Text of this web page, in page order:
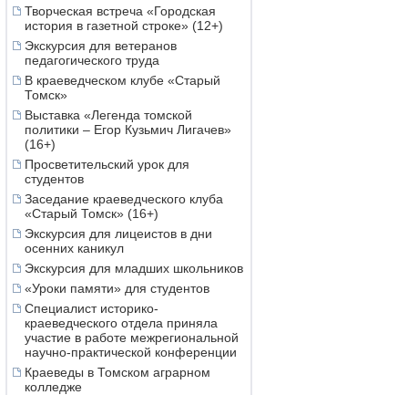
Творческая встреча «Городская
история в газетной строке» (12+)
Экскурсия для ветеранов
педагогического труда
В краеведческом клубе «Старый
Томск»
Выставка «Легенда томской
политики – Егор Кузьмич Лигачев»
(16+)
Просветительский урок для
студентов
Заседание краеведческого клуба
«Старый Томск» (16+)
Экскурсия для лицеистов в дни
осенних каникул
Экскурсия для младших школьников
«Уроки памяти» для студентов
Специалист историко-
краеведческого отдела приняла
участие в работе межрегиональной
научно-практической конференции
Краеведы в Томском аграрном
колледже